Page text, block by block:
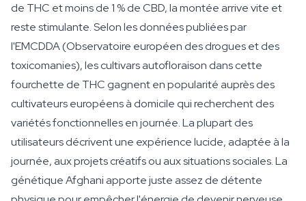
de THC et moins de 1 % de CBD, la montée arrive vite et
reste stimulante. Selon les données publiées par
l'EMCDDA (Observatoire européen des drogues et des
toxicomanies), les cultivars autofloraison dans cette
fourchette de THC gagnent en popularité auprès des
cultivateurs européens à domicile qui recherchent des
variétés fonctionnelles en journée. La plupart des
utilisateurs décrivent une expérience lucide, adaptée à la
journée, aux projets créatifs ou aux situations sociales. La
génétique Afghani apporte juste assez de détente